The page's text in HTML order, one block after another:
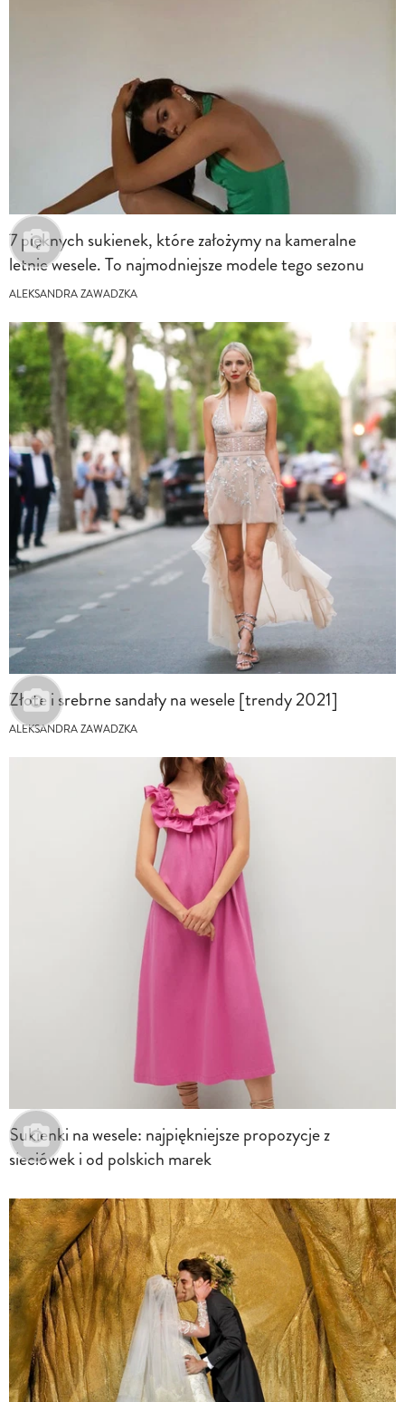
7 pięknych sukienek, które założymy na kameralne
letnie wesele. To najmodniejsze modele tego sezonu
ALEKSANDRA ZAWADZKA
Złote i srebrne sandały na wesele [trendy 2021]
ALEKSANDRA ZAWADZKA
Sukienki na wesele: najpiękniejsze propozycje z
sieciówek i od polskich marek